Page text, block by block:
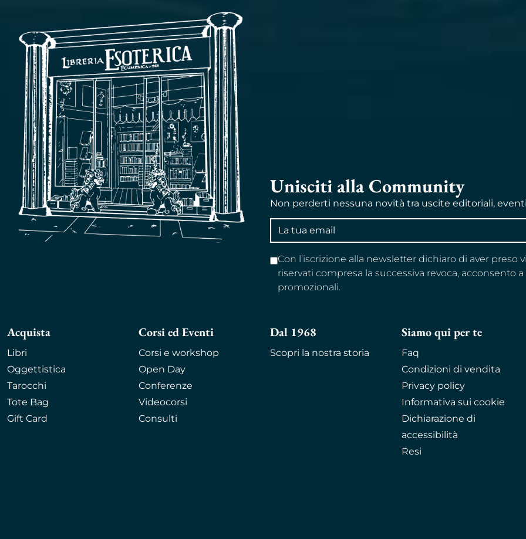
Unisciti alla Community
Non perderti nessuna novità tra uscite editoriali,
Indirizzo
email
Con l’iscrizione alla newsletter dichiaro di aver
riservati compresa la successiva revoca,
promozionali.
Acquista
Libri
Oggettistica
Tarocchi
Tote Bag
Gift Card
Corsi ed Eventi
Corsi e workshop
Open Day
Conferenze
Videocorsi
Consulti
Dal 1968
Scopri la nostra storia
Siamo qui per te
Faq
Condizioni di vendita
Privacy policy
Informativa sui cookie
Dichiarazione di
accessibilità
Resi